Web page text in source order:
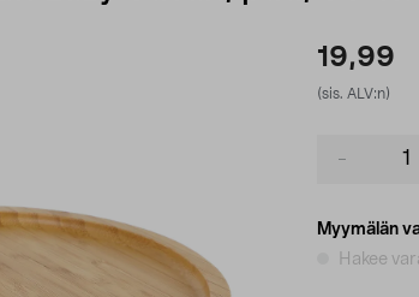
19,99
(sis. ALV:n)
Myymälän
Hakee